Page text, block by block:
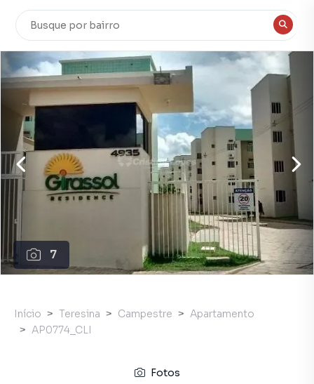
7
Início Teresina Campestre
Apartamento
AP0774_CLI
Fotos